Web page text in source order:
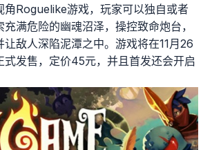
角Roguelike游戏，玩家可以独自或者
满危险的幽魂沼泽，操控致命炮台，
让敌人深陷泥潭之中。游戏将在11月26
式发售，定价45元，并且首发还会开启